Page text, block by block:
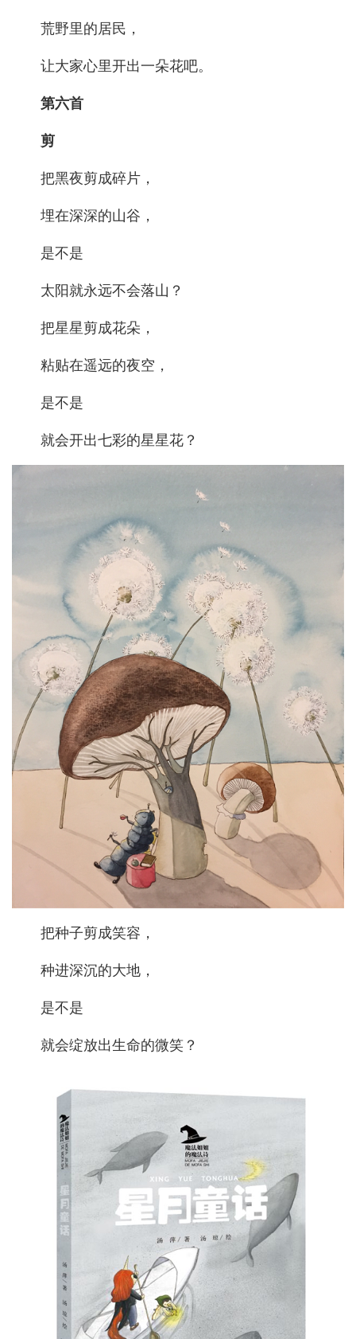
荒野里的居民，
让大家心里开出一朵花吧。
第六首
剪
把黑夜剪成碎片，
埋在深深的山谷，
是不是
太阳就永远不会落山？
把星星剪成花朵，
粘贴在遥远的夜空，
是不是
就会开出七彩的星星花？
把种子剪成笑容，
种进深沉的大地，
是不是
就会绽放出生命的微笑？